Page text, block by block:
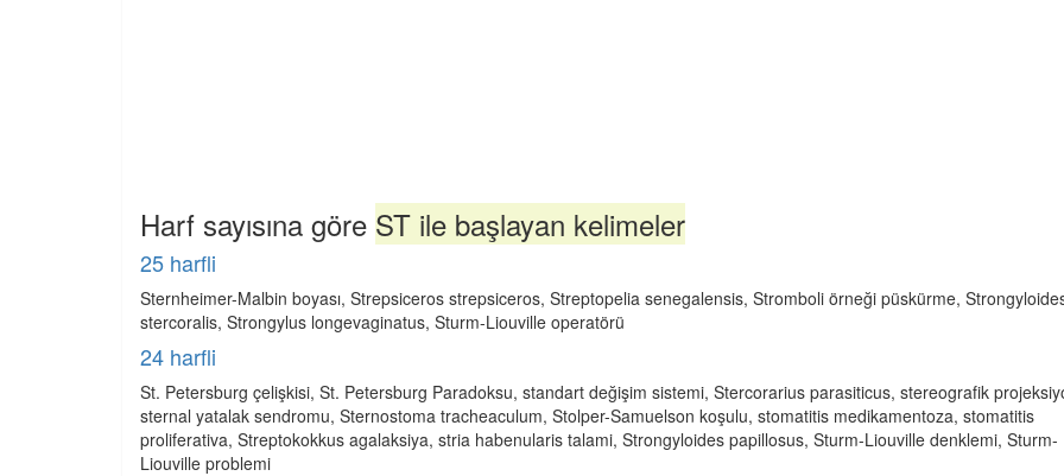
Harf sayısına göre ST ile başlayan kelimeler
25 harfli
Sternheimer-Malbin boyası, Strepsiceros strepsiceros, Streptopelia senegalensis, Stromboli örneği püskürme,
stercoralis, Strongylus longevaginatus, Sturm-Liouville operatörü
24 harfli
St. Petersburg çelişkisi, St. Petersburg Paradoksu, standart değişim sistemi, Stercorarius parasiticus, stereografik
sternal yatalak sendromu, Sternostoma tracheaculum, Stolper-Samuelson koşulu, stomatitis medikamentoza, stomatitis
proliferativa, Streptokokkus agalaksiya, stria habenularis talami, Strongyloides papillosus, Sturm-Liouville denklemi, Sturm-
Liouville problemi